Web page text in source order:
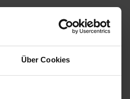
Über Cookies